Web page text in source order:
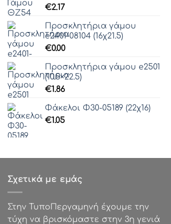
€2.17
Προσκλητήρια γάμου
e2401-08104 (16χ21.5)
€0.00
Προσκλητήρια γάμου e2501
(10.5×22.5)
€1.86
Φάκελοι Φ30-05189 (22χ16)
€1.05
Σχετικά με εμάς
Στην ΤυποΠεργαμηνή έχουμε την
τύχη να βρισκόμαστε στην 3η γενιά